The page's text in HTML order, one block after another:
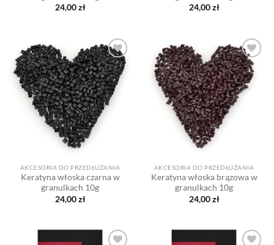
24,00zł
24,00zł
Dodaj
do listy
życzeń
AKCESORIA DO PRZEDŁUŻANIA
Keratyna włoska czarna w
granulkach 10g
24,00zł
Dodaj
do listy
życzeń
AKCESORIA DO PRZEDŁUŻANIA
Keratyna włoska brązowa w
granulkach 10g
24,00zł